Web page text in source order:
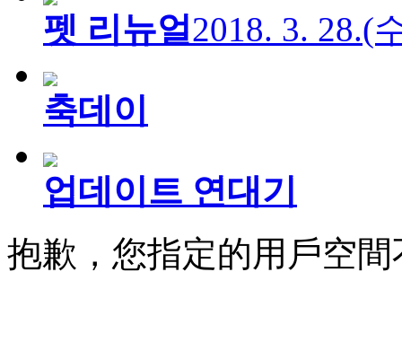
펫 리뉴얼2018. 3. 28.(
축데이
업데이트 연대기
抱歉，您指定的用戶空間